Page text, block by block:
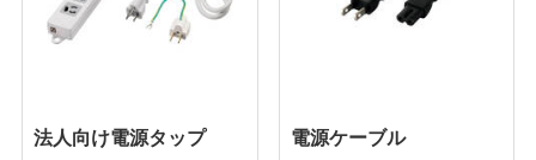
法人向け電源タップ 電源ケーブル